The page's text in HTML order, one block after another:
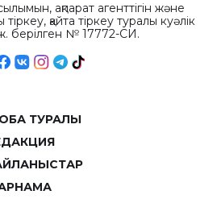
ақпарат агенттігін және
қайта тіркеу туралы куәлік
берілген № 17772-СИ.
ТУРАЛЫ